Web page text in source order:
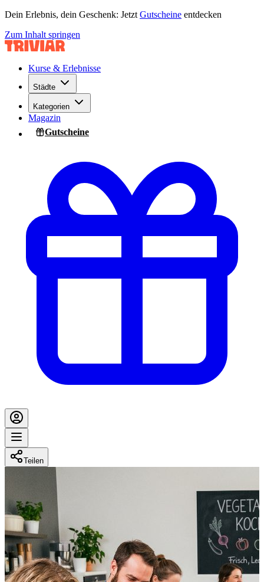
Dein Erlebnis, dein Geschenk: Jetzt Gutscheine entdecken
Zum Inhalt springen
Kurse & Erlebnisse
Städte
Kategorien
Magazin
Gutscheine
Teilen